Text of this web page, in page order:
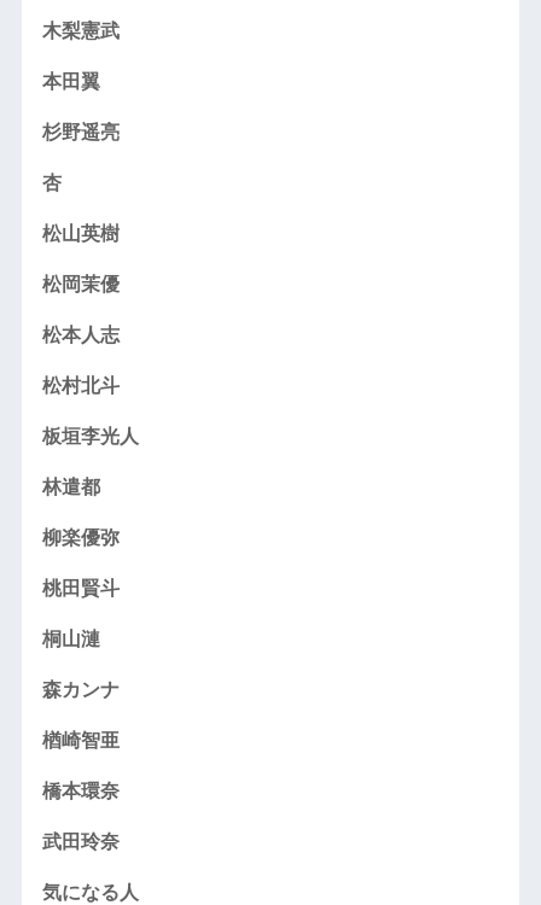
木梨憲武
本田翼
杉野遥亮
杏
松山英樹
松岡茉優
松本人志
松村北斗
板垣李光人
林遣都
柳楽優弥
桃田賢斗
桐山漣
森カンナ
楢崎智亜
橋本環奈
武田玲奈
気になる人